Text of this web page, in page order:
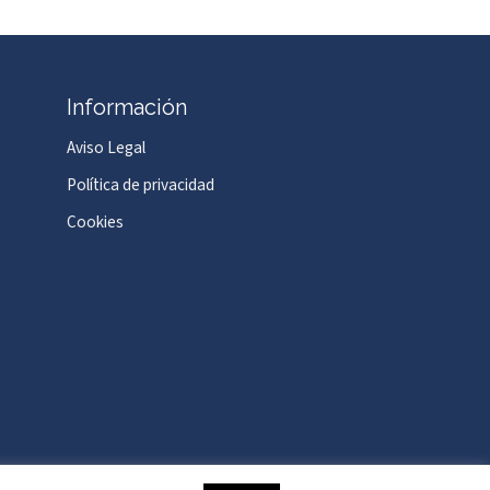
Información
Aviso Legal
Política de privacidad
Cookies